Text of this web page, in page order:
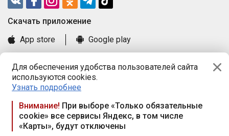
Для обеспечения удобства пользователей сайта
используются cookies.
Узнать подробнее
Внимание! При выборе «Только обязательные
cookie» все сервисы Яндекс, в том числе
«Карты», будут отключены
Cкачать приложение
App store
Google play
Книга замечаний и предложений
Правила и документы
Praca.by © 2000—2026, ООО «ПРАЦА БАЙ»
Республика Беларусь, 220114, г. Минск, пр-т Независимости
117а, пом. № 9.